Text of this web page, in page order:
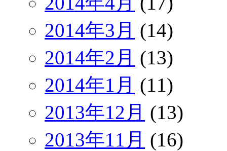
2014年3月 (14)
2014年2月 (13)
2014年1月 (11)
2013年12月 (13)
2013年11月 (16)